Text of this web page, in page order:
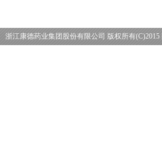
浙江康德药业集团股份有限公司 版权所有(C)2015